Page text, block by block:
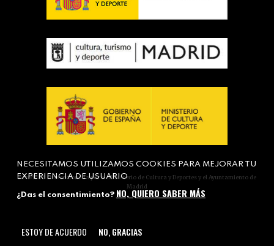
Actividad subvencionada por el Ministerio de Cultura y Deportes y el Ayuntamiento de
Madrid
NECESITAMOS UTILIZAMOS COOKIES PARA MEJORAR TU
EXPERIENCIA DE USUARIO
¿Das el consentimiento? NO, QUIERO SABER MÁS
ESTOY DE ACUERDO NO, GRACIAS